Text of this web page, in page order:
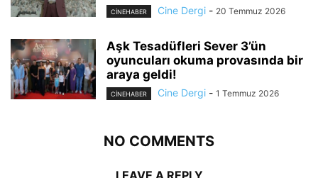
CINEHABER Cine Dergi - 20 Temmuz 2026
Aşk Tesadüfleri Sever 3’ün
oyuncuları okuma provasında bir
araya geldi!
CINEHABER Cine Dergi - 1 Temmuz 2026
NO COMMENTS